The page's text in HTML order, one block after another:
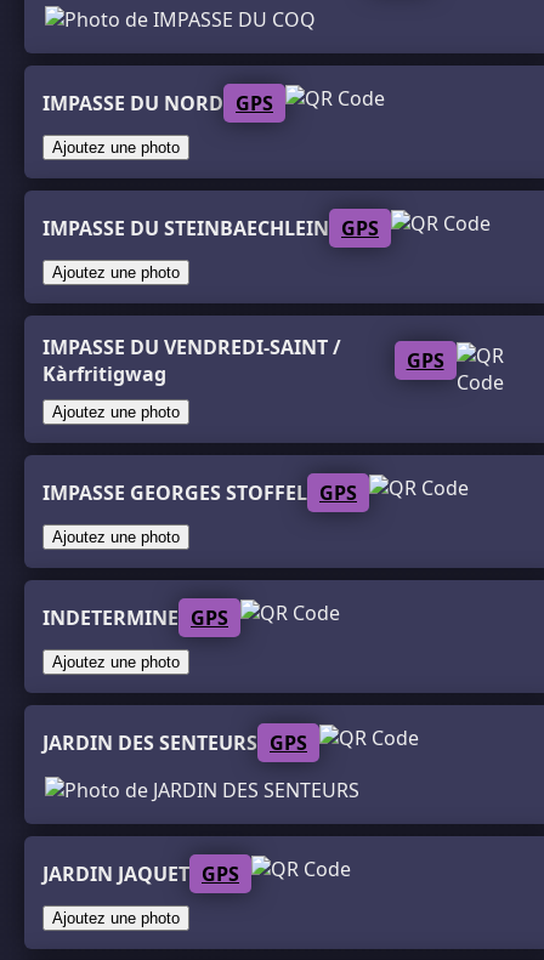
IMPASSE DU NORD GPS
Ajoutez une photo
IMPASSE DU STEINBAECHLEIN GPS
Ajoutez une photo
IMPASSE DU VENDREDI-SAINT /
Kàrfritigwag
GPS
Ajoutez une photo
IMPASSE GEORGES STOFFEL GPS
Ajoutez une photo
INDETERMINE GPS
Ajoutez une photo
JARDIN DES SENTEURS GPS
JARDIN JAQUET GPS
Ajoutez une photo